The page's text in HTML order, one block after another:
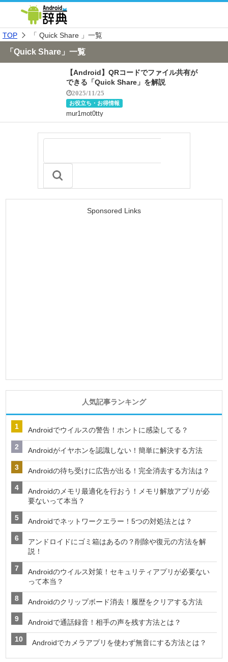
TOP 「 Quick Share 」一覧
「Quick Share」一覧
【Android】QRコードでファイル共有が
できる「Quick Share」を解説
2025/11/25
お役立ち・お得情報
mur1mot0tty
Sponsored Links
人気記事ランキング
Androidでウイルスの警告！ホントに感染してる？
Androidがイヤホンを認識しない！簡単に解決する方法
Androidの待ち受けに広告が出る！完全消去する方法は？
Androidのメモリ最適化を行おう！メモリ解放アプリが必
要ないって本当？
Androidでネットワークエラー！5つの対処法とは？
アンドロイドにゴミ箱はあるの？削除や復元の方法を解
説！
Androidのウイルス対策！セキュリティアプリが必要ない
って本当？
Androidのクリップボード消去！履歴をクリアする方法
Androidで通話録音！相手の声を残す方法とは？
Androidでカメラアプリを使わず無音にする方法とは？